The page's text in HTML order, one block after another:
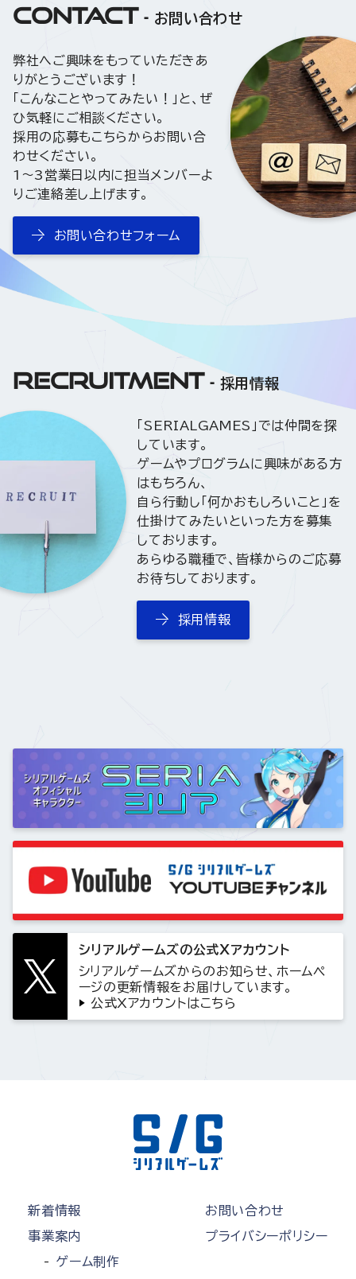
CONTACT お問い合わせ
弊社へご興味をもっていただきあ
りがとうございます！
「こんなことやってみたい！」と、ぜ
ひ気軽にご相談ください。
採用の応募もこちらからお問い合
わせください。
1〜3営業日以内に担当メンバーよ
りご連絡差し上げます。
お問い合わせフォーム
RECRUITMENT 採用情報
「SERIALGAMES」では仲間を探
しています。
ゲームやプログラムに興味がある方
はもちろん、
自ら行動し「何かおもしろいこと」を
仕掛けてみたいといった方を募集
しております。
あらゆる職種で、皆様からのご応募
お待ちしております。
採用情報
シリアルゲームズの公式Xアカウント
シリアルゲームズからのお知らせ、ホームペ
ージの更新情報をお届けしています。
公式Xアカウントはこちら
新着情報
事業案内
ゲーム制作
お問い合わせ
プライバシーポリシー